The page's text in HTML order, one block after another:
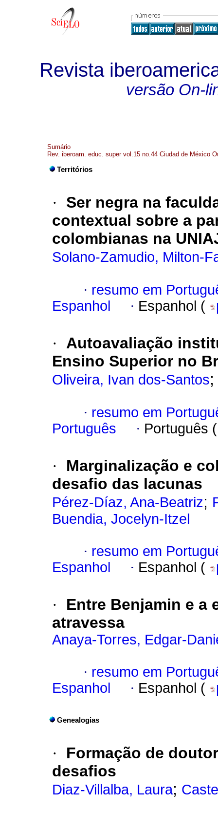
Revista
versão On-
Sumário
Rev. iberoam. educ. super vol.15 no.44 Ciudad de México
Territórios
·
Ser negra na
contextual sobre a
colombianas na
Solano-Zamudio, Milton-
· resumo em
Espanhol
· Espanhol (
·
Autoavaliação
Ensino Superior no
Oliveira, Ivan dos-Santos;
· resumo em
Português
· Português
·
Marginalização e
desafio das lacunas
Pérez-Díaz, Ana-Beatriz;
Buendia, Jocelyn-Itzel
· resumo em
Espanhol
· Espanhol (
·
Entre Benjamin e a
atravessa
Anaya-Torres, Edgar-
· resumo em
Espanhol
· Espanhol (
Genealogias
·
Formação de
desafios
Diaz-Villalba, Laura;